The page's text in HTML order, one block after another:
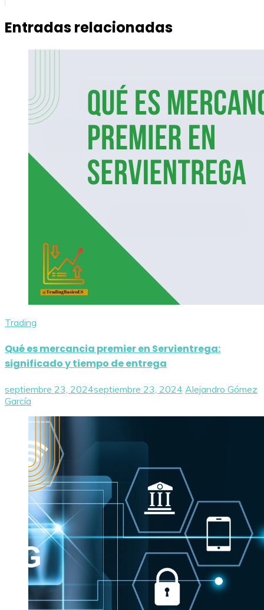
Entradas relacionadas
Trading
Qué es mercancia premier en Servientrega:
significado y tiempo de entrega
septiembre 23, 2024septiembre 23, 2024 Alejandro Gómez
García